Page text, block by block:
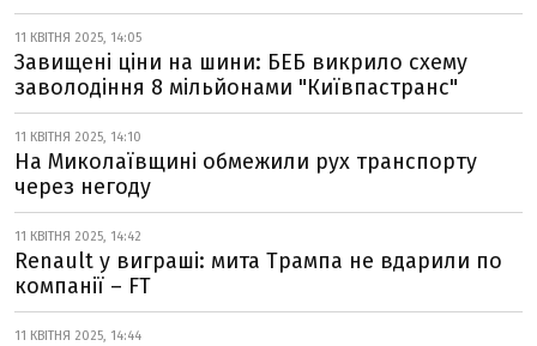
11 КВІТНЯ 2025, 14:05
Завищені ціни на шини: БЕБ викрило схему
заволодіння 8 мільйонами "Київпастранс"
11 КВІТНЯ 2025, 14:10
На Миколаївщині обмежили рух транспорту
через негоду
11 КВІТНЯ 2025, 14:42
Renault у виграші: мита Трампа не вдарили по
компанії – FT
11 КВІТНЯ 2025, 14:44